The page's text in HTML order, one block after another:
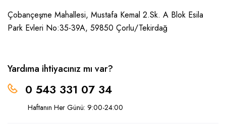
Çobançeşme Mahallesi, Mustafa Kemal 2.Sk. A Blok Esila
Park Evleri No:35-39A, 59850 Çorlu/Tekirdağ
Yardıma ihtiyacınız mı var?
0 543 331 07 34
Haftanın Her Günü: 9:00-24:00